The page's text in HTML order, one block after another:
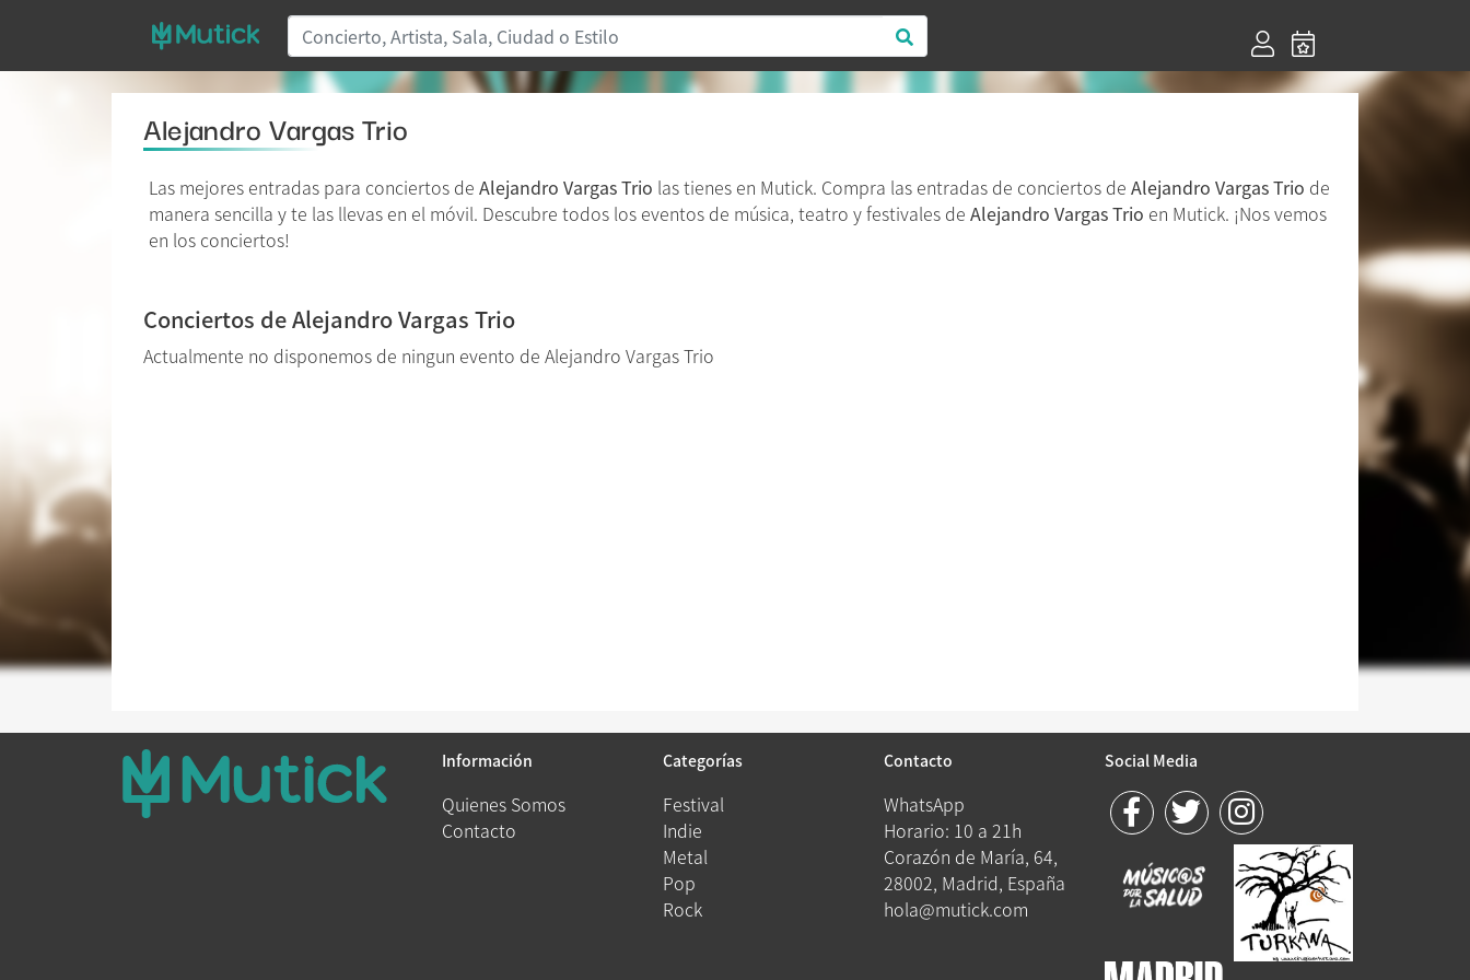
Alejandro Vargas Trio
Las mejores entradas para conciertos de Alejandro Vargas Trio las tienes en Mutick. Compra las entradas de conciertos de Alejandro Vargas Trio de
manera sencilla y te las llevas en el móvil. Descubre todos los eventos de música, teatro y festivales de Alejandro Vargas Trio en Mutick. ¡Nos vemos
en los conciertos!
Conciertos de Alejandro Vargas Trio
Actualmente no disponemos de ningun evento de Alejandro Vargas Trio
Información
Quienes Somos
Contacto
Categorías
Festival
Indie
Metal
Pop
Rock
Contacto
WhatsApp
Horario: 10 a 21h
Corazón de María, 64,
28002, Madrid, España
hola@mutick.com
Social Media